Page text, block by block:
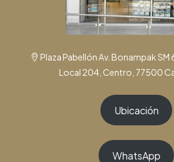
Plaza Pabellón Av. Bonampak SM
Local 204, Centro, 77500
Ubicación
WhatsApp